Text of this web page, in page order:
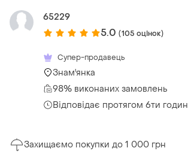
65229
5.0 (105 оцінок)
Супер-продавець
Знам'янка
98% виконаних замовлень
Відповідає протягом 6ти годин
Захищаємо покупки до 1 000 грн